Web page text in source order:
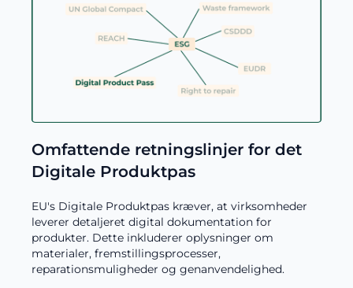
Omfattende retningslinjer for det
Digitale Produktpas
EU's Digitale Produktpas kræver, at virksomheder
leverer detaljeret digital dokumentation for
produkter. Dette inkluderer oplysninger om
materialer, fremstillingsprocesser,
reparationsmuligheder og genanvendelighed.